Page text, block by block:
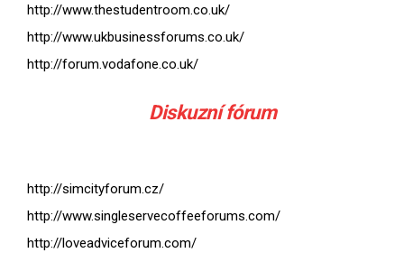
http://www.thestudentroom.co.uk/
http://www.ukbusinessforums.co.uk/
http://forum.vodafone.co.uk/
Diskuzní fórum
http://simcityforum.cz/
http://www.singleservecoffeeforums.com/
http://loveadviceforum.com/